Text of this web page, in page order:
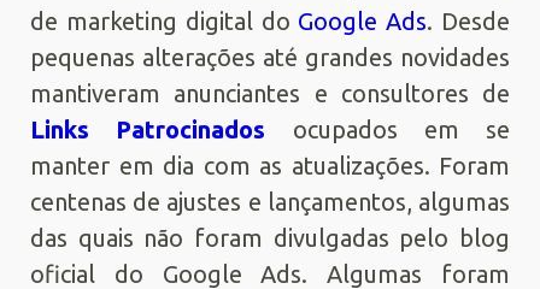
de marketing digital do Google Ads. Desde
pequenas alterações até grandes novidades
mantiveram anunciantes e consultores de
Links Patrocinados ocupados em se
manter em dia com as atualizações. Foram
centenas de ajustes e lançamentos, algumas
das quais não foram divulgadas pelo blog
oficial do Google Ads. Algumas foram